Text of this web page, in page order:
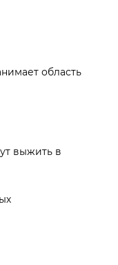
область
выжить в